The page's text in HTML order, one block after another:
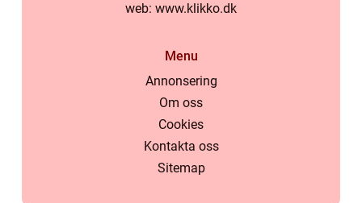
web: www.klikko.dk
Menu
Annonsering
Om oss
Cookies
Kontakta oss
Sitemap